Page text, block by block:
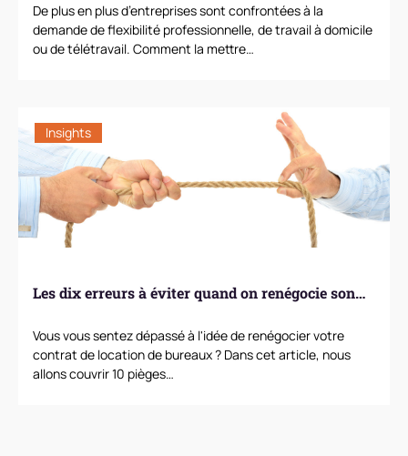
De plus en plus d’entreprises sont confrontées à la
demande de flexibilité professionnelle, de travail à domicile
ou de télétravail. Comment la mettre…
Insights
Les dix erreurs à éviter quand on renégocie son…
Vous vous sentez dépassé à l'idée de renégocier votre
contrat de location de bureaux ? Dans cet article, nous
allons couvrir 10 pièges…